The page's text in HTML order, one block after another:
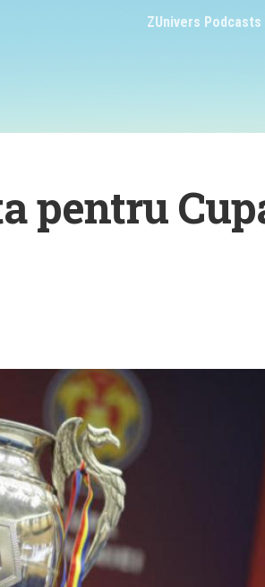
ZUnivers Podcasts
pentru